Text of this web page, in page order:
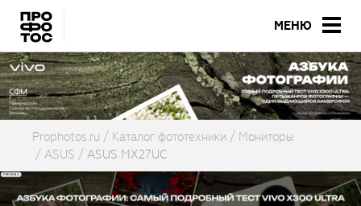
МЕНЮ
Prophotos.ru Каталог фототехники
Мониторы
ASUS
ASUS MX27UC